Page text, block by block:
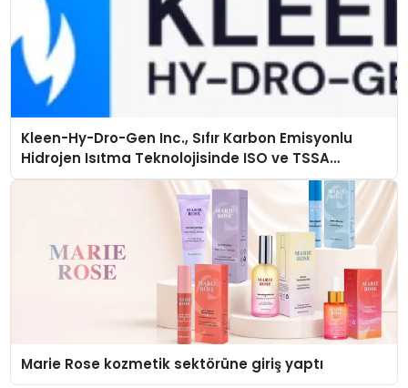
Kleen-Hy-Dro-Gen Inc., Sıfır Karbon Emisyonlu
Hidrojen Isıtma Teknolojisinde ISO ve TSSA
Düzenleyici Onaylarını Aldı
Marie Rose kozmetik sektörüne giriş yaptı